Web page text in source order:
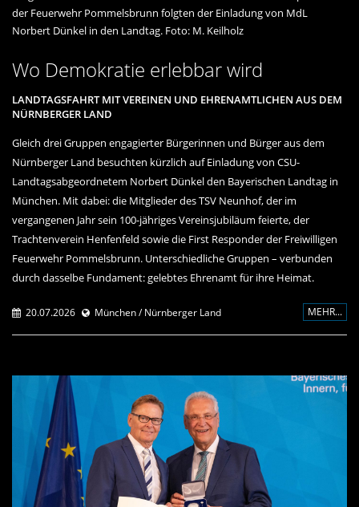
der Feuerwehr Pommelsbrunn folgten der Einladung von MdL
Norbert Dünkel in den Landtag. Foto: M. Keilholz
Wo Demokratie erlebbar wird
LANDTAGSFAHRT MIT VEREINEN UND EHRENAMTLICHEN AUS DEM
NÜRNBERGER LAND
Gleich drei Gruppen engagierter Bürgerinnen und Bürger aus dem
Nürnberger Land besuchten kürzlich auf Einladung von CSU-
Landtagsabgeordnetem Norbert Dünkel den Bayerischen Landtag in
München. Mit dabei: die Mitglieder des TSV Neunhof, der im
vergangenen Jahr sein 100-jähriges Vereinsjubiläum feierte, der
Trachtenverein Henfenfeld sowie die First Responder der Freiwilligen
Feuerwehr Pommelsbrunn. Unterschiedliche Gruppen – verbunden
durch dasselbe Fundament: gelebtes Ehrenamt für ihre Heimat.
20.07.2026 München / Nürnberger Land MEHR...